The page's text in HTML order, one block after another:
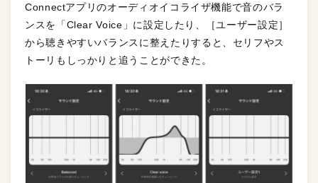
Connectアプリのオーディオイコライザ機能で音のバラ
ンスを「Clear Voice」に設定したり、［ユーザー設定］
から聴きやすいバランスに整えたりすると、セリフやス
トーリもしっかりと追うことができた。